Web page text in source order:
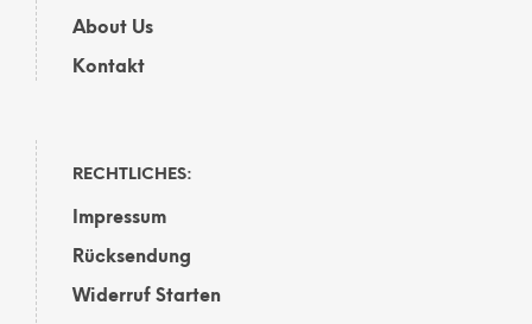
About Us
Kontakt
RECHTLICHES:
Impressum
Rücksendung
Widerruf Starten